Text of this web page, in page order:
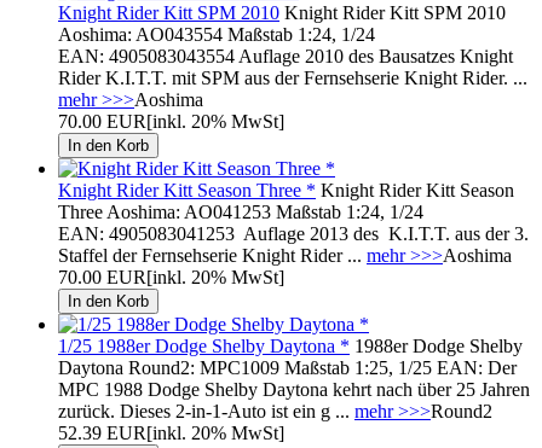
Knight Rider Kitt SPM 2010 Knight Rider Kitt SPM 2010
Aoshima: AO043554 Maßstab 1:24, 1/24
EAN: 4905083043554 Auflage 2010 des Bausatzes Knight
Rider K.I.T.T. mit SPM aus der Fernsehserie Knight Rider. ...
mehr >>>Aoshima
70.00 EUR[inkl. 20% MwSt]
Knight Rider Kitt Season Three * Knight Rider Kitt Season
Three Aoshima: AO041253 Maßstab 1:24, 1/24
EAN: 4905083041253 Auflage 2013 des K.I.T.T. aus der 3.
Staffel der Fernsehserie Knight Rider ... mehr >>>Aoshima
70.00 EUR[inkl. 20% MwSt]
1/25 1988er Dodge Shelby Daytona * 1988er Dodge Shelby
Daytona Round2: MPC1009 Maßstab 1:25, 1/25 EAN: Der
MPC 1988 Dodge Shelby Daytona kehrt nach über 25 Jahren
zurück. Dieses 2-in-1-Auto ist ein g ... mehr >>>Round2
52.39 EUR[inkl. 20% MwSt]